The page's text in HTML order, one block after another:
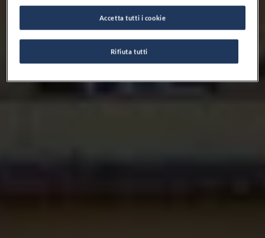
Rifiuta tutti
Accetta tutti i cookie